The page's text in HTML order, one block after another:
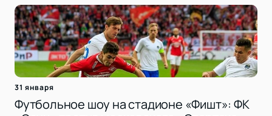
31 января
Футбольное шоу на стадионе «Фишт»: ФК